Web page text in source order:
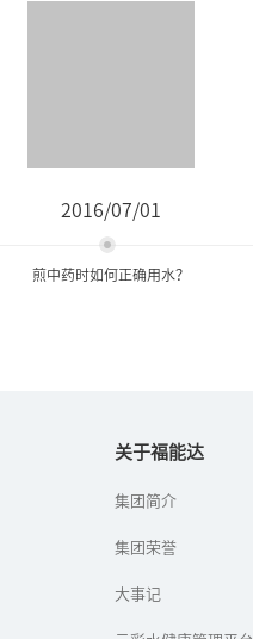
2016/07/01
煎中药时如何正确用水？
究。不像现在，不论煎何
而服用，疗效便打了折
关于福能达
集团简介
集团荣誉
大事记